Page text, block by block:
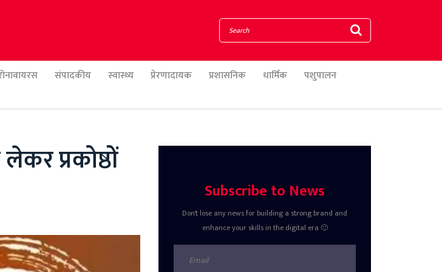
संपादकीय स्वास्थ्य प्रेरणादायक प्रशासनिक धार्मिक
पशुपालन
प्रकोष्ठों
Subscribe to News
Don't lose any news for building a strong brand and
enhance your skills in the digital era 🙂